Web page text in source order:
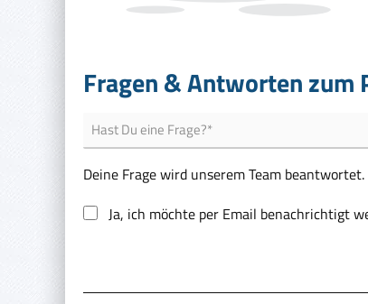
Fragen & Antworten zum
Deine Frage wird unserem Team beantwortet.
Ja, ich möchte per Email benachrichtigt